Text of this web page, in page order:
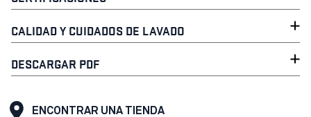
CALIDAD Y CUIDADOS DE LAVADO
DESCARGAR PDF
ENCONTRAR UNA TIENDA